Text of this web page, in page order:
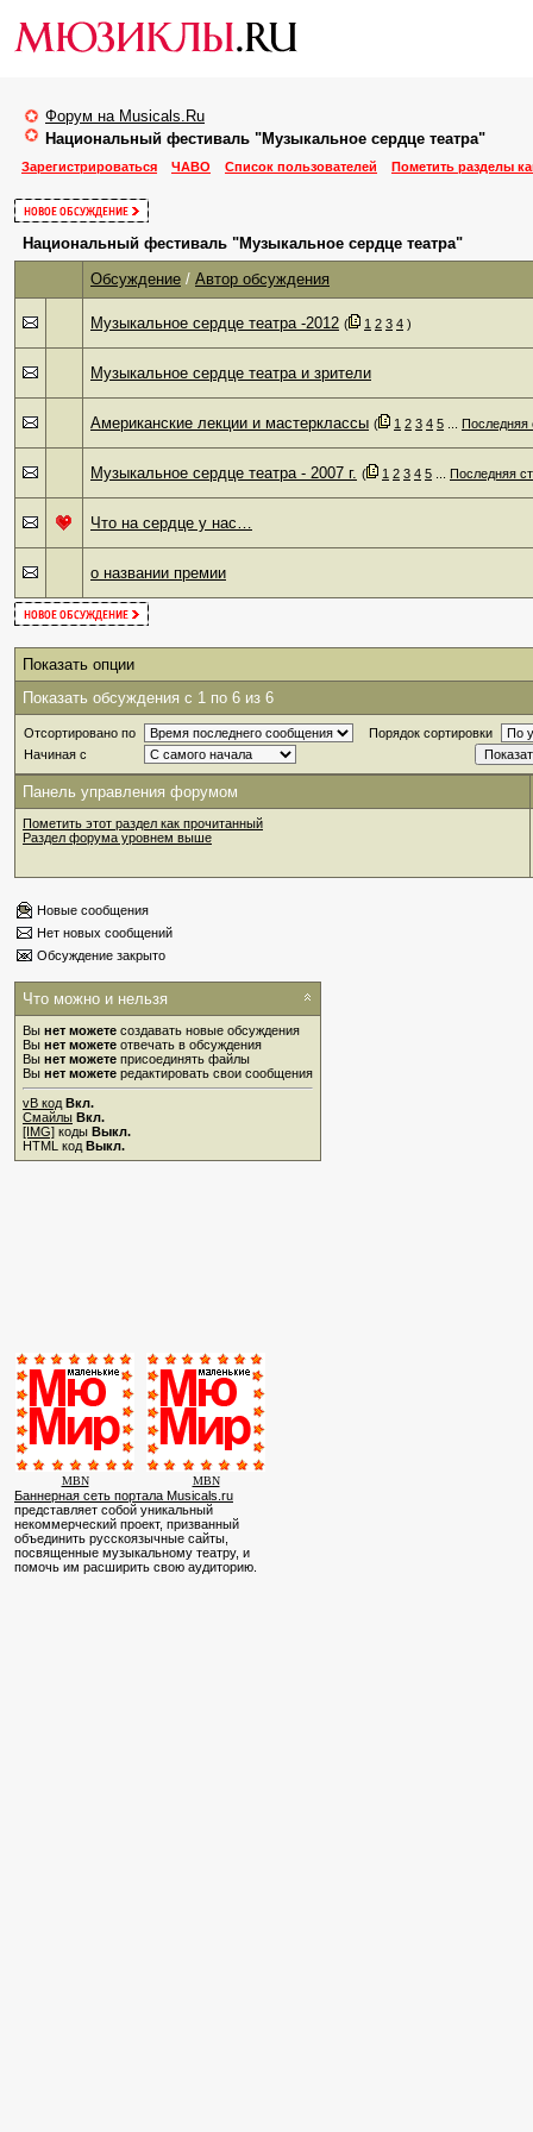
Форум на Musicals.Ru
Национальный фестиваль "Музыкальное сердце театра"
Зарегистрироваться ЧАВО Список пользователей Пометить разделы
Национальный фестиваль "Музыкальное сердце театра"
Обсуждение / Автор обсуждения
Музыкальное сердце театра -2012 ( 1 2 3 4 )
Музыкальное сердце театра и зрители
Американские лекции и мастерклассы ( 1 2 3 4 5 Последняя
Музыкальное сердце театра - 2007 г. ( 1 2 3 4 5 Последняя
Что на сердце у нас…
о названии премии
Показать опции
Показать обсуждения с 1 по 6 из 6
Отсортировано по
Порядок сортировки
Начиная с
Панель управления форумом
Пометить этот раздел как прочитанный
Раздел форума уровнем выше
Новые сообщения
Нет новых сообщений
Обсуждение закрыто
Что можно и нельзя
Вы нет можете создавать новые обсуждения
Вы нет можете отвечать в обсуждения
Вы нет можете присоединять файлы
Вы нет можете редактировать свои сообщения
vB код Вкл.
Смайлы Вкл.
[IMG] коды Выкл.
HTML код Выкл.
MBN MBN
Баннерная сеть портала Musicals.ru
представляет собой уникальный
некоммерческий проект, призванный
объединить русскоязычные сайты,
посвященные музыкальному театру, и
помочь им расширить свою аудиторию.